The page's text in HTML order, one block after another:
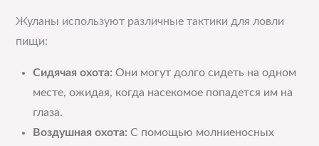
Жуланы используют различные тактики для ловли
пищи:
Сидячая охота: Они могут долго сидеть на одном
месте, ожидая, когда насекомое попадется им на
глаза.
Воздушная охота: С помощью молниеносных